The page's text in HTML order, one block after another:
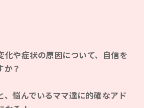
化や症状の原因について、自信を
か？
、悩んでいるママ達に的確なアド